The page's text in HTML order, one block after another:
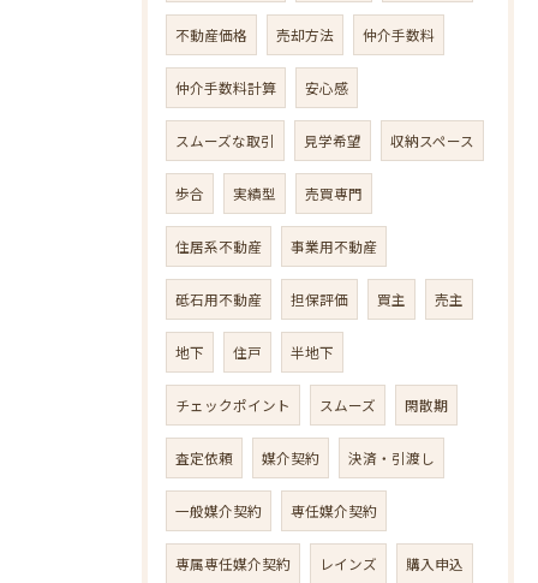
不動産価格 売却方法 仲介手数料
仲介手数料計算 安心感
スムーズな取引 見学希望 収納スペース
歩合 実績型 売買専門
住居系不動産 事業用不動産
砥石用不動産 担保評価 買主 売主
地下 住戸 半地下
チェックポイント スムーズ 閑散期
査定依頼 媒介契約 決済・引渡し
一般媒介契約 専任媒介契約
専属専任媒介契約 レインズ 購入申込